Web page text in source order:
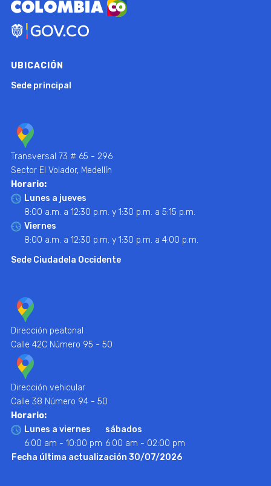
UBICACIÓN
Sede principal
Transversal 73 # 65 - 296
Sector El Volador, Medellín
Horario:
Lunes a jueves
8:00 a.m. a 12:30 p.m. y 1:30 p.m. a 5:15 p.m.
Viernes
8:00 a.m. a 12:30 p.m. y 1:30 p.m. a 4:00 p.m.
Sede Ciudadela Occidente
Dirección peatonal
Calle 42C Número 95 - 50
Dirección vehicular
Calle 38 Número 94 - 50
Horario:
Lunes a viernes
6:00 am - 10:00 pm
sábados
6:00 am - 02:00 pm
Fecha última actualización 30/07/2026